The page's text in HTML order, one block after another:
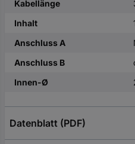
Kabellänge
Inhalt
Anschluss A
Anschluss B
Innen-Ø
Datenblatt (PDF)